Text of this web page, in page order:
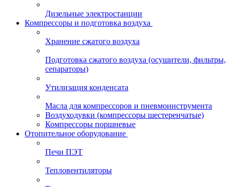
Дизельные электростанции
Компрессоры и подготовка воздуха
Хранение сжатого воздуха
Подготовка сжатого воздуха (осушители, фильтры,
сепараторы)
Утилизация конденсата
Масла для компрессоров и пневмоинструмента
Воздуходувки (компрессоры шестеренчатые)
Компрессоры поршневые
Отопительное оборудование
Печи ПЭТ
Тепловентиляторы